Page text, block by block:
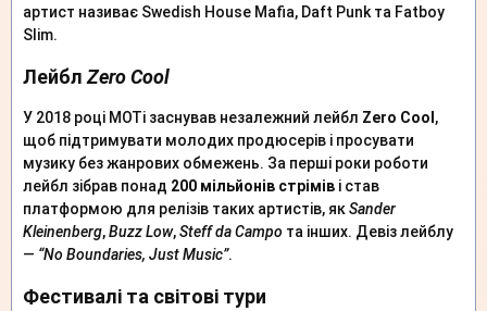
артист називає Swedish House Mafia, Daft Punk та Fatboy
Slim.
Лейбл Zero Cool
У 2018 році MOTi заснував незалежний лейбл Zero Cool ,
щоб підтримувати молодих продюсерів і просувати
музику без жанрових обмежень. За перші роки роботи
лейбл зібрав понад 200 мільйонів стрімів і став
платформою для релізів таких артистів, якSander
Kleinenberg,Buzz Low,Steff da Campo та інших. Девіз лейблу
— “No Boundaries, Just Music”.
Фестивалі та світові тури